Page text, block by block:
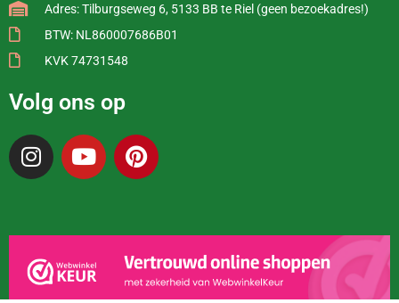
Adres: Tilburgseweg 6, 5133 BB te Riel (geen bezoekadres!)
BTW: NL860007686B01
KVK 74731548
Volg ons op
I
n
a
g
r
Y
o
u
b
e
P
i
e
r
e